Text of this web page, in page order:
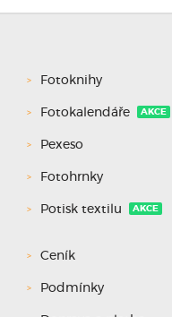
Fotoknihy
Fotokalendáře AKCE
Pexeso
Fotohrnky
Potisk textilu AKCE
Ceník
Podmínky